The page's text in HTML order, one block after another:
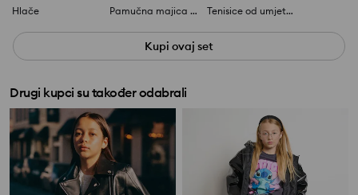
Hlače Pamučna majica s printom Spice Girls Tenisice od umjetnog antilopa
Kupi ovaj set
Drugi kupci su također odabrali